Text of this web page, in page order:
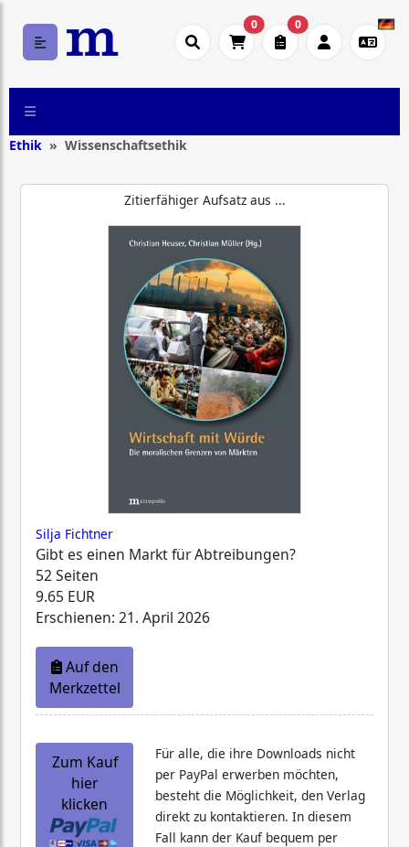
0 0
Ethik Wissenschaftsethik
Zitierfähiger Aufsatz aus ...
Silja Fichtner
Gibt es einen Markt für Abtreibungen?
52 Seiten
9.65 EUR
Erschienen: 21. April 2026
Auf den
Merkzettel
Zum Kauf
hier
klicken
Für alle, die ihre Downloads nicht
per PayPal erwerben möchten,
besteht die Möglichkeit, den Verlag
direkt zu kontaktieren. In diesem
Fall kann der Kauf bequem per